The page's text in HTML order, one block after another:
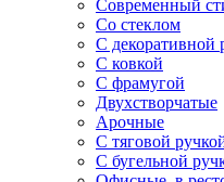
Современный
Со стеклом
С декоративной
С ковкой
С фрамугой
Двухстворчатые
Арочные
С тяговой
С бугельной